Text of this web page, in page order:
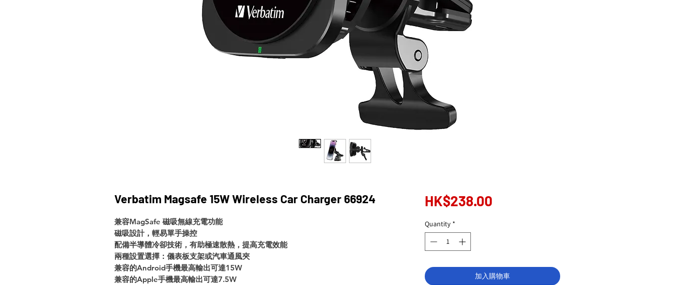
Verbatim Magsafe 15W Wireless Car Charger 66924
兼容MagSafe 磁吸無線充電功能
磁吸設計，輕易單手操控
配備半導體冷卻技術，有助極速散熱，提高充電效能
兩種設置選擇：儀表板支架或汽車通風夾
兼容的Android手機最高輸出可達15W
兼容的Apple手機最高輸出可達7.5W
HK$238.00
Quantity *
加入購物車